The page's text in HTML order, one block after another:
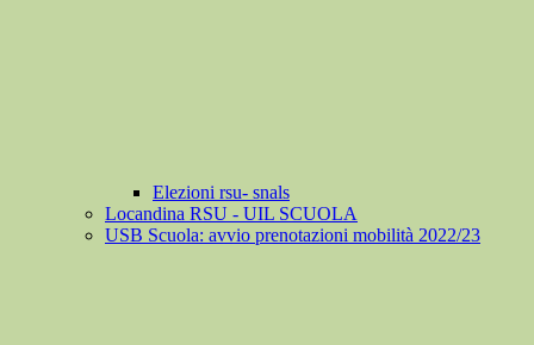
Elezioni rsu- snals
Locandina RSU - UIL SCUOLA
USB Scuola: avvio prenotazioni mobilità 2022/23